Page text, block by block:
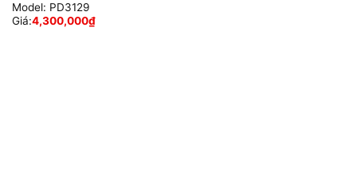
Model: PD3129
Giá:4,300,000₫